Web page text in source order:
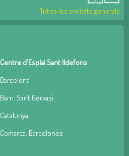
Totes les entitats generals
Centre d'Esplai Sant Ildefons
Barcelona
Barri: Sant Gervasi
Catalunya
Comarca: Barcelonès